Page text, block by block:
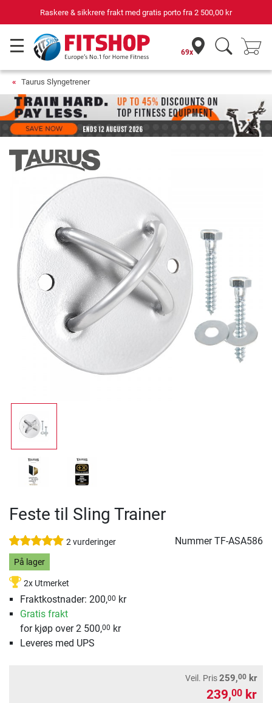
Raskere & sikkrere frakt med gratis porto fra2 500,00 kr
69x
Taurus Slyngetrener
Feste til Sling Trainer
2 vurderinger NummerTF-ASA586
På lager
2x Utmerket
Fraktkostnader: 200,00 kr
Gratis frakt
for kjøp over 2 500,00 kr
Leveres med UPS
Veil. Pris259,00 kr
239,00 kr